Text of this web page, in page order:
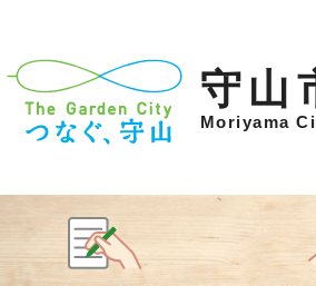
守山
Moriyama